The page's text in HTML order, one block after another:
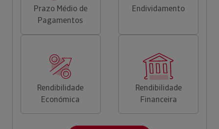
Prazo Médio de
Pagamentos
Endividamento
Rendibilidade
Económica
Rendibilidade
Financeira